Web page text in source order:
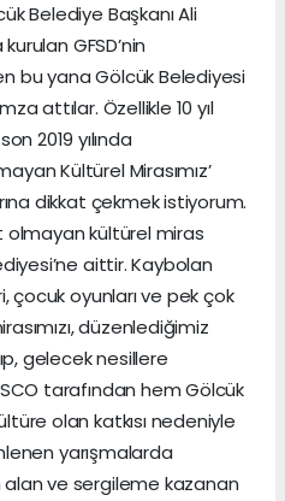
Belediye Başkanı Ali
kurulan GFSD’nin
bu yana Gölcük Belediyesi
attılar. Özellikle 10 yıl
2019 yılında
Kültürel Mirasımız’
dikkat çekmek istiyorum.
olmayan kültürel miras
aittir. Kaybolan
çocuk oyunları ve pek çok
düzenlediğimiz
gelecek nesillere
tarafından hem Gölcük
olan katkısı nedeniyle
yarışmalarda
ve sergileme kazanan